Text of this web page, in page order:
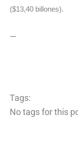
($13,40 billones).
—
Tags:
No tags for this